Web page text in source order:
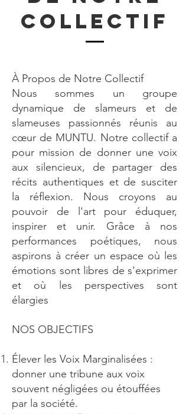
COLLECTIF
À Propos de Notre Collectif
Nous sommes un groupe
dynamique de slameurs et de
slameuses passionnés réunis au
cœur de MUNTU. Notre collectif a
pour mission de donner une voix
aux silencieux, de partager des
récits authentiques et de susciter
la réflexion. Nous croyons au
pouvoir de l'art pour éduquer,
inspirer et unir. Grâce à nos
performances poétiques, nous
aspirons à créer un espace où les
émotions sont libres de s'exprimer
et où les perspectives sont
élargies
NOS OBJECTIFS
Élever les Voix Marginalisées :
donner une tribune aux voix
souvent négligées ou étouffées
par la société.